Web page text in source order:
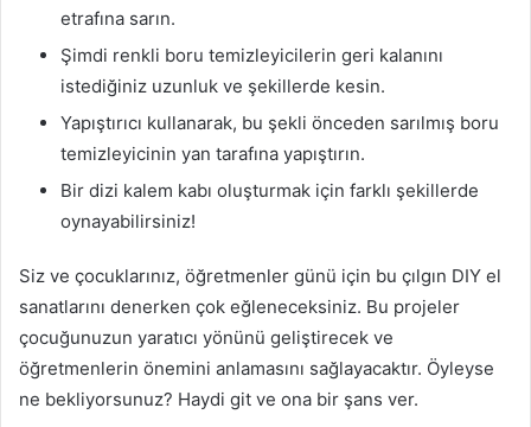
etrafına sarın.
Şimdi renkli boru temizleyicilerin geri kalanını
istediğiniz uzunluk ve şekillerde kesin.
Yapıştırıcı kullanarak, bu şekli önceden sarılmış boru
temizleyicinin yan tarafına yapıştırın.
Bir dizi kalem kabı oluşturmak için farklı şekillerde
oynayabilirsiniz!
Siz ve çocuklarınız, öğretmenler günü için bu çılgın DIY el
sanatlarını denerken çok eğleneceksiniz. Bu projeler
çocuğunuzun yaratıcı yönünü geliştirecek ve
öğretmenlerin önemini anlamasını sağlayacaktır. Öyleyse
ne bekliyorsunuz? Haydi git ve ona bir şans ver.